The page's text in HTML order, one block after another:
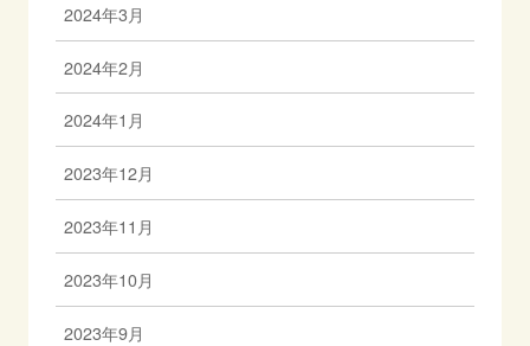
2024年3月
2024年2月
2024年1月
2023年12月
2023年11月
2023年10月
2023年9月